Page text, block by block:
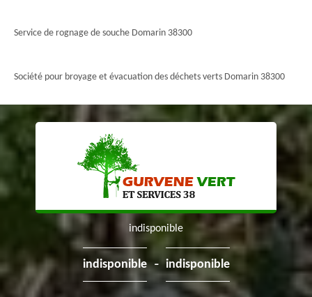
Service de rognage de souche Domarin 38300
Société pour broyage et évacuation des déchets verts Domarin 38300
indisponible
indisponible - indisponible